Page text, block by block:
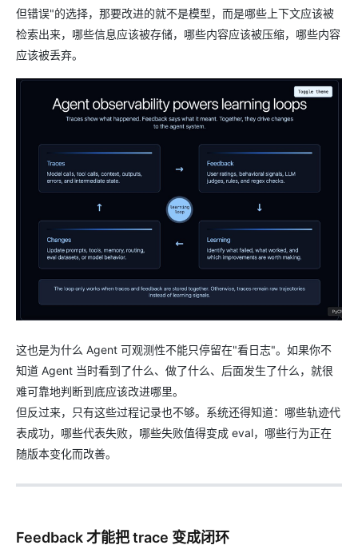
但错误"的选择，那要改进的就不是模型，而是哪些上下文应该被
检索出来，哪些信息应该被存储，哪些内容应该被压缩，哪些内容
应该被丢弃。
这也是为什么 Agent 可观测性不能只停留在"看日志"。如果你不
知道 Agent 当时看到了什么、做了什么、后面发生了什么，就很
难可靠地判断到底应该改进哪里。
但反过来，只有这些过程记录也不够。系统还得知道：哪些轨迹代
表成功，哪些代表失败，哪些失败值得变成 eval，哪些行为正在
随版本变化而改善。
Feedback 才能把 trace 变成闭环